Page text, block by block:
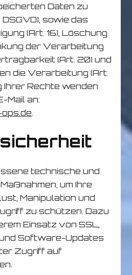
Daten zu
sowie das
(Art. 16), Löschung
der Verarbeitung
(Art. 20) und
die Verarbeitung (Art.
Ihrer Rechte wenden
Mail an:
.
technische und
um Ihre
Manipulation und
zu schützen. Dazu
Einsatz von SSL,
Software-Updates
Zugriff auf